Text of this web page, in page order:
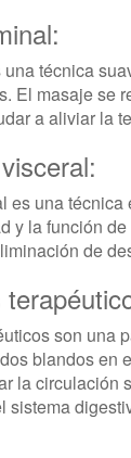
técnica
El masaje se
a aliviar la
es una
y la función
de
son una
blandos en
la circulación
sistema